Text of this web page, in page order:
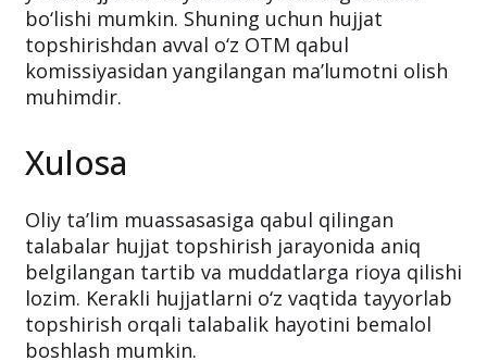
Ushbu hujjatlar ro‘yxati 2022-yilda qabul
qilingan tartib asosida shakllantirilgan. Joriy
yilda hujjatlar ro‘yxatida ayrim o‘zgarishlar
bo‘lishi mumkin. Shuning uchun hujjat
komissiyasidan yangilangan ma’lumotni olish
muhimdir.
Xulosa
Oliy ta’lim muassasasiga qabul qilingan
talabalar hujjat topshirish jarayonida aniq
belgilangan tartib va muddatlarga rioya qilishi